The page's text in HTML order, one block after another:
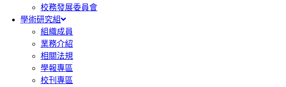
校務發展委員會
學術研究組
組織成員
業務介紹
相關法規
學報專區
校刊專區